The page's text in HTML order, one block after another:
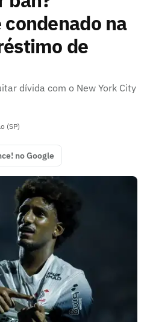
na
de
dívida com o New York City
(SP)
no Google